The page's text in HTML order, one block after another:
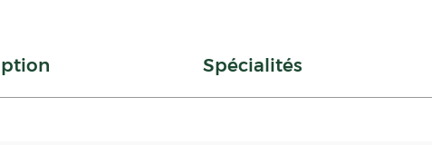
Spécialités